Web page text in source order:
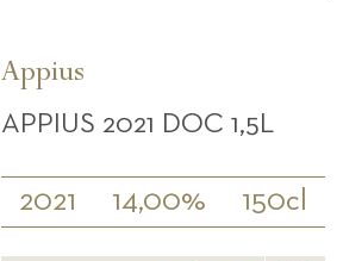
Appius
APPIUS 2021 DOC 1,5L
2021 14,00% 150cl